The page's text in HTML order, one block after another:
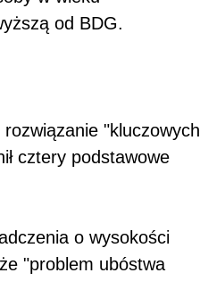
od BDG.
"kluczowych
cztery podstawowe
o wysokości
"problem ubóstwa